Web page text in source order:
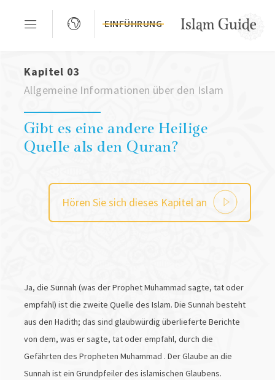
EINFÜHRUNG
Kapitel 03
Allgemeine Informationen über den Islam
Gibt es eine andere Heilige
Quelle als den Quran?
Hören Sie sich dieses Kapitel an
Ja, die Sunnah (was der Prophet Muhammad sagte, tat oder
empfahl) ist die zweite Quelle des Islam. Die Sunnah besteht
aus den Hadith; das sind glaubwürdig überlieferte Berichte
von dem, was er sagte, tat oder empfahl, durch die
Gefährten des Propheten Muhammad . Der Glaube an die
Sunnah ist ein Grundpfeiler des islamischen Glaubens.